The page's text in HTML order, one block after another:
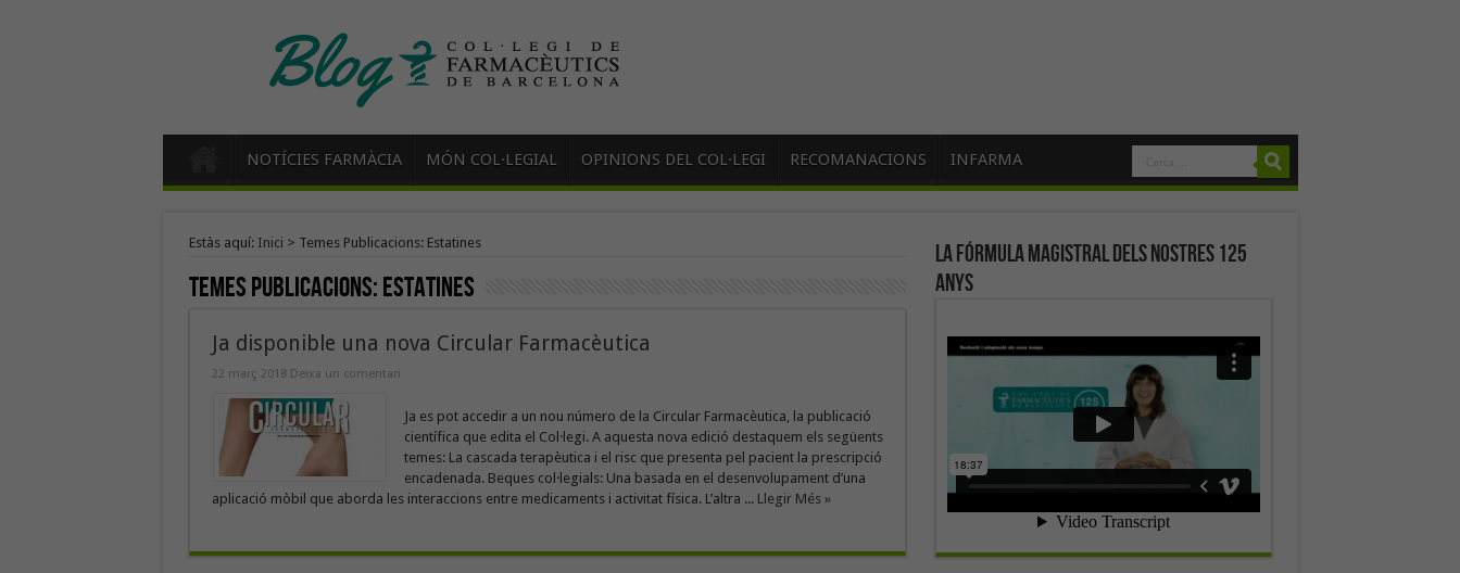
NOTÍCIES FARMÀCIA MÓN COL·LEGIAL OPINIONS DEL COL·LEGI RECOMANACIONS INFARMA
Estàs aquí: Inici > Temes Publicacions: Estatines
Temes Publicacions:Estatines
Ja disponible una nova Circular Farmacèutica
22 març 2018 Deixa un comentari
Ja es pot accedir a un nou número de la Circular Farmacèutica, la publicació
científica que edita el Col·legi. A aquesta nova edició destaquem els següents
temes: La cascada terapèutica i el risc que presenta pel pacient la prescripció
encadenada. Beques col·legials: Una basada en el desenvolupament d’una
aplicació mòbil que aborda les interaccions entre medicaments i activitat física. L’altra ... Llegir Més »
La fórmula magistral dels nostres 125
anys